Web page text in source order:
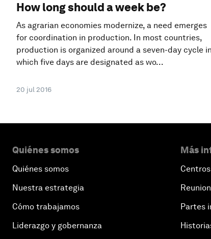
How long should a week be?
As agrarian economies modernize, a need emerges
for coordination in production. In most countries,
production is organized around a seven-day cycle in
which five days are designated as wo...
20 jul 2016
Quiénes somos
Quiénes somos
Nuestra estrategia
Cómo trabajamos
Liderazgo y gobernanza
Más
Centros
Partes